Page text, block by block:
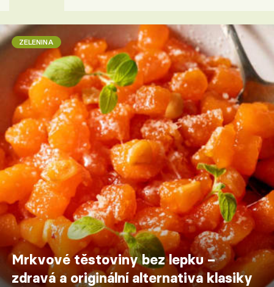
ZELENINA
Mrkvové těstoviny bez lepku –
zdravá a originální alternativa klasiky